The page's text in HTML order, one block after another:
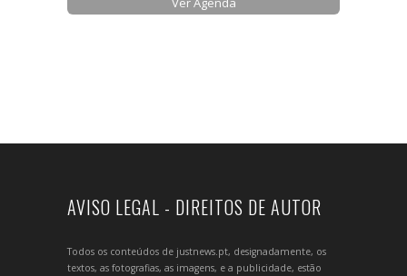
AVISO LEGAL - DIREITOS DE AUTOR
Todos os conteúdos de justnews.pt, designadamente, os
textos, as fotografias, as imagens, e a publicidade, estão